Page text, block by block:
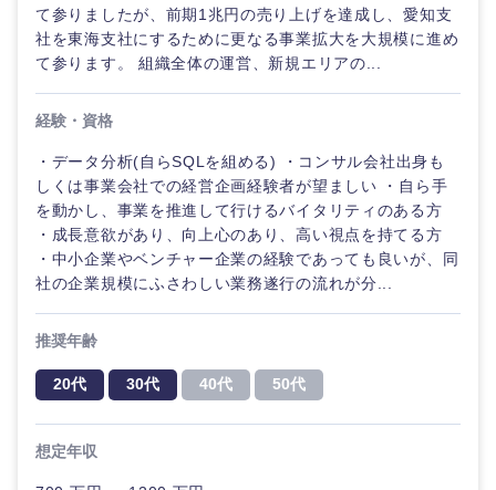
て参りましたが、前期1兆円の売り上げを達成し、愛知支
社を東海支社にするために更なる事業拡大を大規模に進め
て参ります。 組織全体の運営、新規エリアの...
経験・資格
・データ分析(自らSQLを組める) ・コンサル会社出身も
しくは事業会社での経営企画経験者が望ましい ・自ら手
を動かし、事業を推進して行けるバイタリティのある方
・成長意欲があり、向上心のあり、高い視点を持てる方
・中小企業やベンチャー企業の経験であっても良いが、同
社の企業規模にふさわしい業務遂行の流れが分...
推奨年齢
20代 30代 40代 50代
想定年収